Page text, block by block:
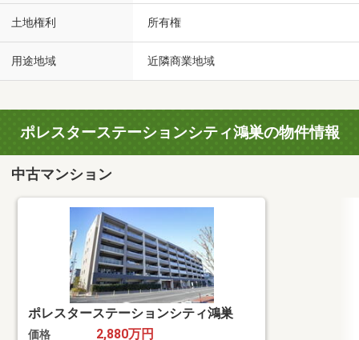
土地権利 所有権
用途地域 近隣商業地域
ポレスターステーションシティ鴻巣の物件情報
中古マンション
ポレスターステーションシティ鴻巣
価格 2,880万円